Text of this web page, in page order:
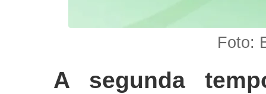
Foto:
A segunda